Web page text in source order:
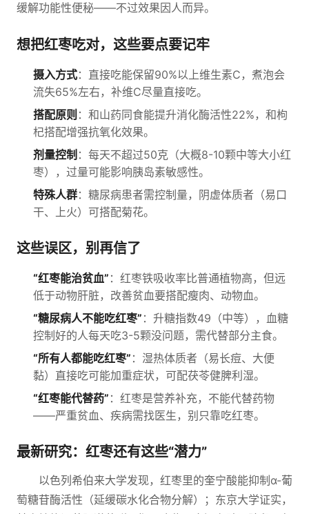
缓解功能性便秘——不过效果因人而异。
想把红枣吃对，这些要点要记牢
摄入方式：直接吃能保留90%以上维生素C，煮泡会
流失65%左右，补维C尽量直接吃。
搭配原则 ：和山药同食能提升消化酶活性22%，和枸
杞搭配增强抗氧化效果。
剂量控制 ：每天不超过50克（大概8-10颗中等大小红
枣），过量可能影响胰岛素敏感性。
特殊人群：糖尿病患者需控制量，阴虚体质者（易口
干、上火）可搭配菊花。
这些误区，别再信了
“红枣能治贫血” ：红枣铁吸收率比普通植物高，但远
低于动物肝脏，改善贫血要搭配瘦肉、动物血。
“糖尿病人不能吃红枣” ：升糖指数49（中等），血糖
控制好的人每天吃3-5颗没问题，需代替部分主食。
“所有人都能吃红枣” ：湿热体质者（易长痘、大便
黏）直接吃可能加重症状，可配茯苓健脾利湿。
“红枣能代替药” ：红枣是营养补充，不能代替药物
——严重贫血、疾病需找医生，别只靠吃红枣。
最新研究：红枣还有这些“潜力”
以色列希伯来大学发现，红枣里的奎宁酸能抑制α-葡
萄糖苷酶活性（延缓碳水化合物分解）；东京大学证实，